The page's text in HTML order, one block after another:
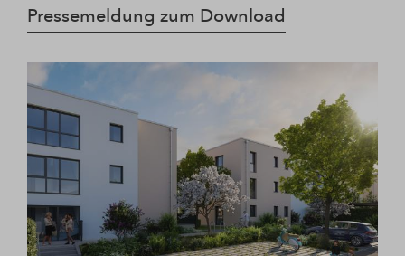
Pressemeldung zum Download